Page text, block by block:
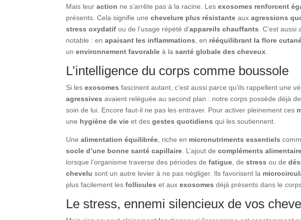
Mais leuraction ne s’arrête pas à la racine. Lesexosomes renforcent
présents. Cela signifie unechevelure plus résistante auxagressions
stress oxydatif ou de l’usage répété d’appareils chauffants. C’est
notable : enapaisant les inflammations, en rééquilibrant la flore
unenvironnement favorable à lasanté globale des cheveux.
L’intelligence du corps comme boussole
Si lesexosomes fascinent autant, c’est aussi parce qu’ils rappellent une
agressives avaient reléguée au second plan : notre corps possède déjà
soin de lui. Encore faut-il ne pas les entraver. Pour activer pleinement ces
une hygiène de vie et desgestes quotidiens qui les soutiennent.
Unealimentation équilibrée, riche en micronutriments essentiels
socle d’une bonne santé capillaire. L’ajout decompléments
lorsque l’organisme traverse des périodes defatigue, destress ou de
chevelu sont un autre levier à ne pas négliger. Ils favorisent la
plus facilement lesfollicules et auxexosomes déjà présents dans le
Le stress, ennemi silencieux de vos